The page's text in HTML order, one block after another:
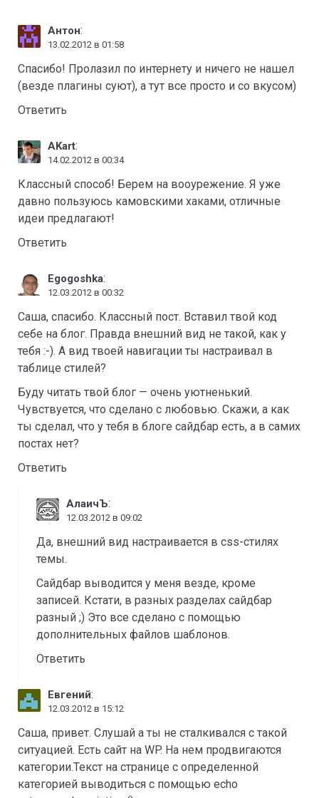
Антон:
13.02.2012 в 01:58
Спасибо! Пролазил по интернету и ничего не нашел
(везде плагины суют), а тут все просто и со вкусом)
Ответить
AKart:
14.02.2012 в 00:34
Классный способ! Берем на вооурежение. Я уже
давно пользуюсь камовскими хаками, отличные
идеи предлагают!
Ответить
Egogoshka:
12.03.2012 в 00:32
Саша, спасибо. Классный пост. Вставил твой код
себе на блог. Правда внешний вид не такой, как у
тебя :-). А вид твоей навигации ты настраивал в
таблице стилей?
Буду читать твой блог — очень уютненький.
Чувствуется, что сделано с любовью. Скажи, а как
ты сделал, что у тебя в блоге сайдбар есть, а в самих
постах нет?
Ответить
АлаичЪ:
12.03.2012 в 09:02
Да, внешний вид настраивается в css-стилях
темы.
Сайдбар выводится у меня везде, кроме
записей. Кстати, в разных разделах сайдбар
разный ;) Это все сделано с помощью
дополнительных файлов шаблонов.
Ответить
Евгений:
12.03.2012 в 15:12
Саша, привет. Слушай а ты не сталкивался с такой
ситуацией. Есть сайт на WP. На нем продвигаются
категории.Текст на странице с определенной
категорией выводиться с помощью echo